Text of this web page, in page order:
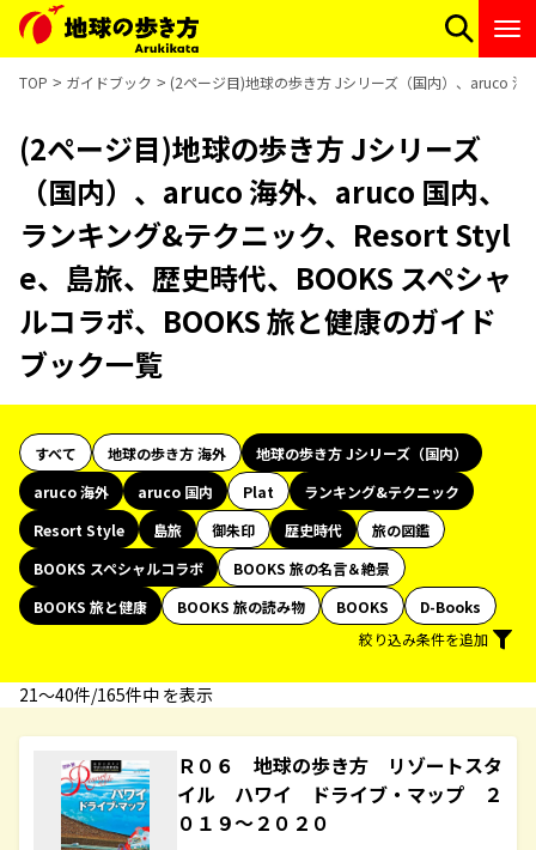
TOP ガイドブック (2ページ目)地球の歩き方 Jシリーズ（国内）、aruco
(2ページ目)地球の歩き方 Jシリーズ
（国内）、aruco 海外、aruco 国内、
ランキング&テクニック、Resort Styl
e、島旅、歴史時代、BOOKS スペシャ
ルコラボ、BOOKS 旅と健康のガイド
ブック一覧
すべて 地球の歩き方 海外
地球の歩き方 Jシリーズ（国内）
aruco 海外
aruco 国内 Plat
ランキング&テクニック
Resort Style
島旅 御朱印 歴史時代
旅の図鑑
BOOKS スペシャルコラボ
BOOKS 旅の名言＆絶景
BOOKS 旅と健康
BOOKS 旅の読み物 BOOKS
D-Books
絞り込み条件を追加
21〜40件/165件中 を表示
Ｒ０６ 地球の歩き方 リゾートスタ
イル ハワイ ドライブ・マップ ２
０１９～２０２０